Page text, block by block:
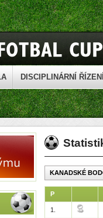
DISCIPLINÁRNÍ ŘÍZENÍ
KANADSKÉ
P
1.